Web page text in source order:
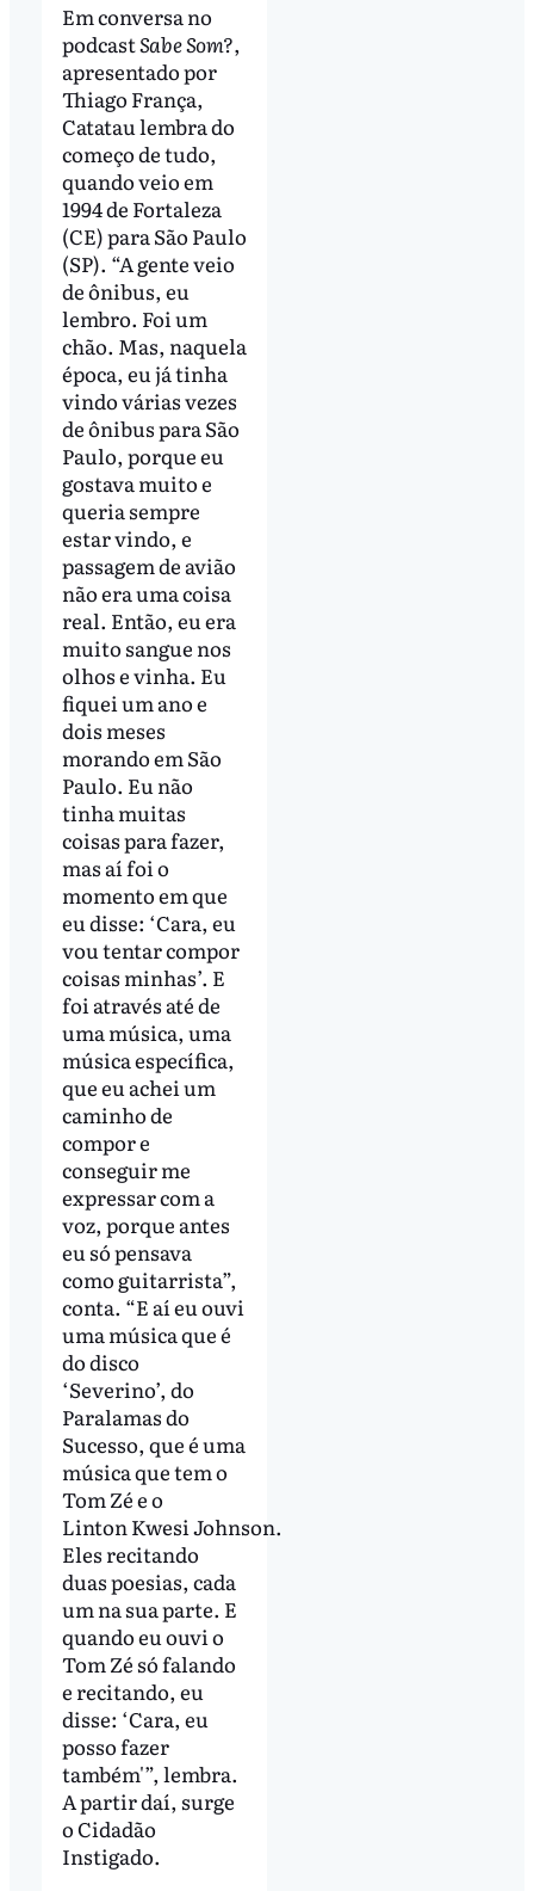
Em conversa no
podcastSabe Som?,
apresentado por
Thiago França,
Catatau lembra do
começo de tudo,
quando veio em
1994 de Fortaleza
(CE) para São Paulo
(SP). “A gente veio
de ônibus, eu
lembro. Foi um
chão. Mas, naquela
época, eu já tinha
vindo várias vezes
de ônibus para São
Paulo, porque eu
gostava muito e
queria sempre
estar vindo, e
passagem de avião
não era uma coisa
real. Então, eu era
muito sangue nos
olhos e vinha. Eu
fiquei um ano e
dois meses
morando em São
Paulo. Eu não
tinha muitas
coisas para fazer,
mas aí foi o
momento em que
eu disse: ‘Cara, eu
vou tentar compor
coisas minhas’. E
foi através até de
uma música, uma
música específica,
que eu achei um
caminho de
compor e
conseguir me
expressar com a
voz, porque antes
eu só pensava
como guitarrista”,
conta. “E aí eu ouvi
uma música que é
do disco
‘Severino’, do
Paralamas do
Sucesso, que é uma
música que tem o
Tom Zé e o
Linton Kwesi Johnson.
Eles recitando
duas poesias, cada
um na sua parte. E
quando eu ouvi o
Tom Zé só falando
e recitando, eu
disse: ‘Cara, eu
posso fazer
também'”, lembra.
A partir daí, surge
o Cidadão
Instigado.